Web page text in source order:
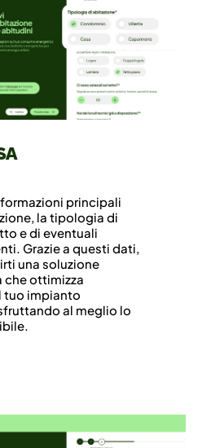
principali
la tipologia di
e di eventuali
Grazie a questi dati,
una soluzione
che ottimizza
tuo impianto
al meglio lo